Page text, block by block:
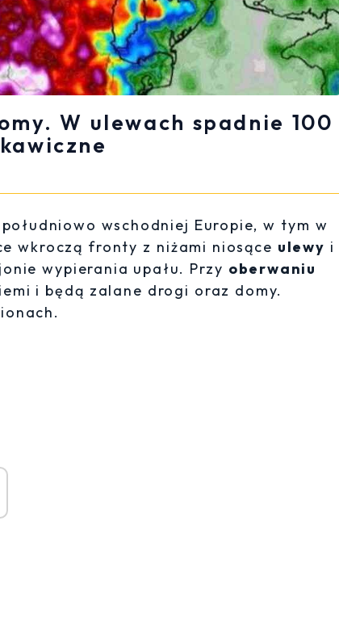
W ulewach spadnie 100
wschodniej Europie, w tym w
wkroczą fronty z niżami niosące ulewy i
wypierania upału. Przy oberwaniu
i będą zalane drogi oraz domy.